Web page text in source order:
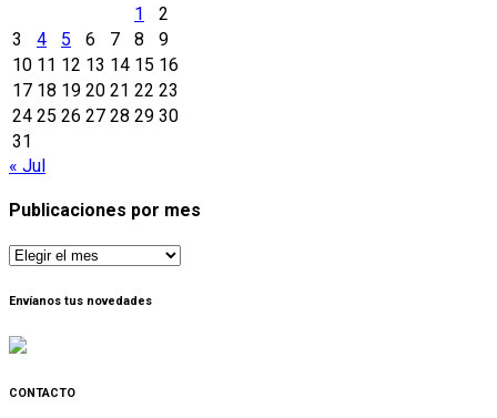
1
2
3
4 5 6 7 8
9
10 11 12 13 14 15 16
17 18 19 20 21 22 23
24 25 26 27 28 29 30
31
« Jul
Publicaciones por mes
Publicaciones
mes
Envíanos tus novedades
CONTACTO